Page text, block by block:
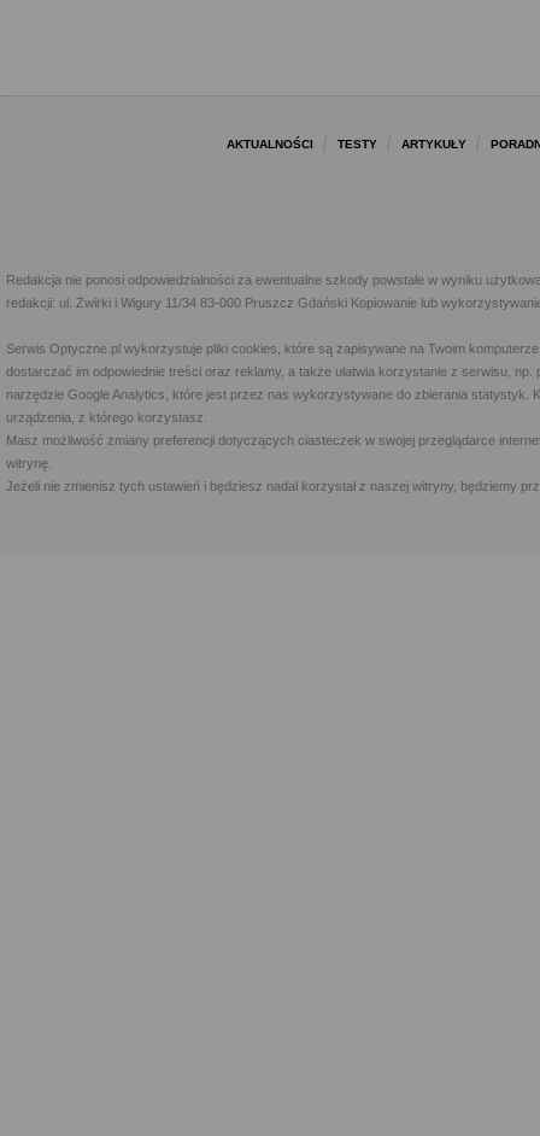
AKTUALNOŚCI TESTY ARTYKUŁY
Redakcja nie ponosi odpowiedzialności za ewentualne szkody powstałe w wyniku
redakcji: ul. Żwirki i Wigury 11/34 83-000 Pruszcz Gdański Kopiowanie lub
Serwis Optyczne.pl wykorzystuje pliki cookies, które są zapisywane na Twoim
dostarczać im odpowiednie treści oraz reklamy, a także ułatwia korzystanie z serwisu,
narzędzie Google Analytics, które jest przez nas wykorzystywane do zbierania statystyk.
urządzenia, z którego korzystasz.
Masz możliwość zmiany preferencji dotyczących ciasteczek w swojej przeglądarce
witrynę.
Jeżeli nie zmienisz tych ustawień i będziesz nadal korzystał z naszej witryny, będziemy